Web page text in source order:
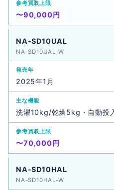
〜90,000円
NA-SD10UAL
NA-SD10UAL-W
2025年1月
洗濯10kg/乾燥5kg・自動投
〜70,000円
NA-SD10HAL
NA-SD10HAL-W